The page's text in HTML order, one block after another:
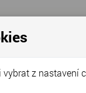
z nastavení